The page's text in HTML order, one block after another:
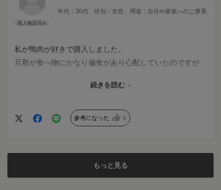
年代： 30代 性別： 女性 用途： 自分や家族へのご褒美
私が鴨肉が好きで購入しました。
旦那が食べ物にかなり偏食があり心配していたのですが
が食べてしまいました（笑）
また購入します。
続きを読む
参考になった 0
もっと見る